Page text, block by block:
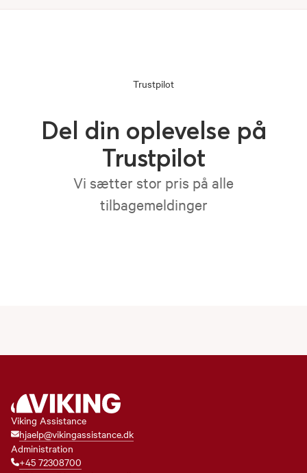
Trustpilot
Del din oplevelse på
Trustpilot
Vi sætter stor pris på alle
tilbagemeldinger
Viking Assistance
hjaelp@vikingassistance.dk
Administration
+45 72308700